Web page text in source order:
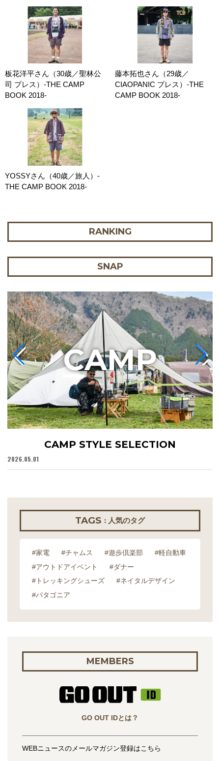
板花洋平さん（30歳／聖林公
司 プレス）-THE CAMP
BOOK 2018-
藤本拓也さん（29歳／
CIAOPANIC プレス）-THE
CAMP BOOK 2018-
YOSSYさん（40歳／旅人）-
THE CAMP BOOK 2018-
RANKING
SNAP
CAMP STYLE SELECTION
2026.05.01
CAMP
TAGS : 人気のタグ
#家電 #チャムス #遊歩倶楽部
#軽自動車
#アウトドアイベント
#ダナー
#トレッキングシューズ
#ネイタルデザイン
#パタゴニア
MEMBERS
GO OUT IDとは？
WEBニュースのメールマガジン登録はこちら